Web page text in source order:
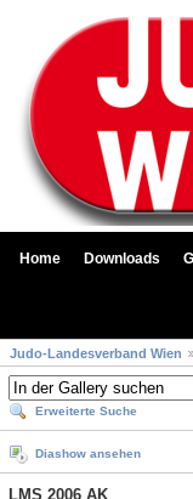
Home Downloads
Judo-Landesverband Wien
Erweiterte Suche
Diashow ansehen
LMS 2006 AK